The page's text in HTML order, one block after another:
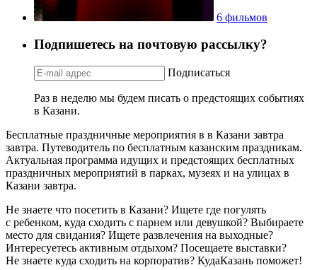
6 фильмов
Подпишетесь на почтовую рассылку?
Подписаться
Раз в неделю мы будем писать о предстоящих событиях
в Казани.
Бесплатные праздничные мероприятия в в Казани завтра
завтра. Путеводитель по бесплатным казанским праздникам.
Актуальная программа идущих и предстоящих бесплатных
праздничных мероприятий в парках, музеях и на улицах в
Казани завтра.
Не знаете что посетить в Казани? Ищете где погулять
с ребенком, куда сходить с парнем или девушкой? Выбираете
место для свидания? Ищете развлечения на выходные?
Интересуетесь активным отдыхом? Посещаете выставки?
Не знаете куда сходить на корпоратив? КудаКазань поможет!